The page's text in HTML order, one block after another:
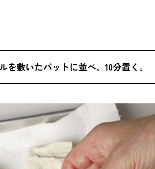
敷いたバットに並べ、10分置く。